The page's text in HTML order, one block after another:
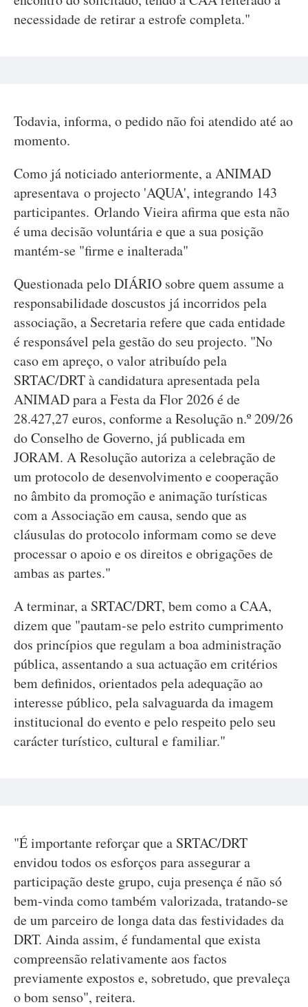
necessidade de retirar a estrofe completa."
Todavia, informa, o pedido não foi atendido até ao
momento.
Como já noticiado anteriormente, a ANIMAD
apresentava o projecto 'AQUA', integrando 143
participantes. Orlando Vieira afirma que esta não
é uma decisão voluntária e que a sua posição
mantém-se "firme e inalterada"
Questionada pelo DIÁRIO sobre quem assume a
responsabilidade doscustos já incorridos pela
associação, a Secretaria refere que cada entidade
é responsável pela gestão do seu projecto. "No
caso em apreço, o valor atribuído pela
SRTAC/DRT à candidatura apresentada pela
ANIMAD para a Festa da Flor 2026 é de
28.427,27 euros, conforme a Resolução n.º 209/26
do Conselho de Governo, já publicada em
JORAM. A Resolução autoriza a celebração de
um protocolo de desenvolvimento e cooperação
no âmbito da promoção e animação turísticas
com a Associação em causa, sendo que as
cláusulas do protocolo informam como se deve
processar o apoio e os direitos e obrigações de
ambas as partes."
A terminar, a SRTAC/DRT, bem como a CAA,
dizem que "pautam-se pelo estrito cumprimento
dos princípios que regulam a boa administração
pública, assentando a sua actuação em critérios
bem definidos, orientados pela adequação ao
interesse público, pela salvaguarda da imagem
institucional do evento e pelo respeito pelo seu
carácter turístico, cultural e familiar."
"É importante reforçar que a SRTAC/DRT
envidou todos os esforços para assegurar a
participação deste grupo, cuja presença é não só
bem-vinda como também valorizada, tratando-se
de um parceiro de longa data das festividades da
DRT. Ainda assim, é fundamental que exista
compreensão relativamente aos factos
previamente expostos e, sobretudo, que prevaleça
o bom senso", reitera.